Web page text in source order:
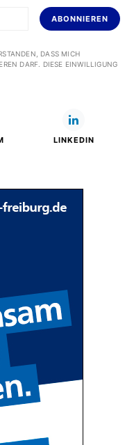
ABONNIEREN
DASS MICH
DARF. DIESE EINWILLIGUNG
LINKEDIN